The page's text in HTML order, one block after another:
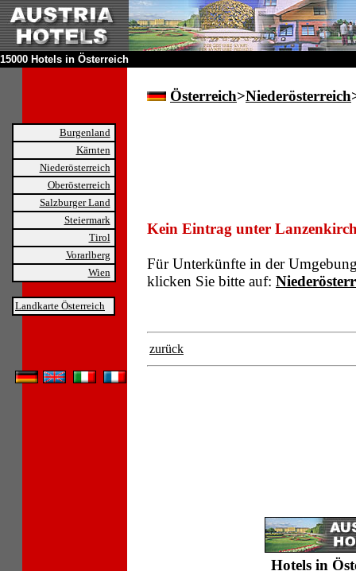
15000 Hotels in Österreich
Burgenland
Kärnten
Niederösterreich
Oberösterreich
Salzburger Land
Steiermark
Tirol
Vorarlberg
Wien
Landkarte Österreich
Österreich>Niederösterreich
Kein Eintrag unter
Für Unterkünfte in der
klicken Sie bitte auf:
zurück
Hotels in